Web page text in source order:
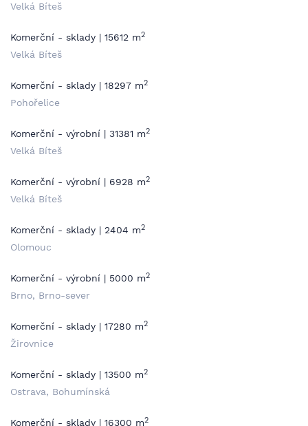
Velká Bíteš
Komerční - sklady | 15612 m2
Velká Bíteš
Komerční - sklady | 18297 m2
Pohořelice
Komerční - výrobní | 31381 m2
Velká Bíteš
Komerční - výrobní | 6928 m2
Velká Bíteš
Komerční - sklady | 2404 m2
Olomouc
Komerční - výrobní | 5000 m2
Brno, Brno-sever
Komerční - sklady | 17280 m2
Žirovnice
Komerční - sklady | 13500 m2
Ostrava, Bohumínská
Komerční - sklady | 16300 m2